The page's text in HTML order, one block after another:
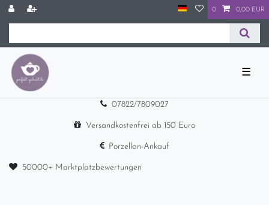
0 0,00 EUR
☰
07822/7809027
Versandkostenfrei ab 150 Euro
Porzellan-Ankauf
50000+ Marktplatzbewertungen